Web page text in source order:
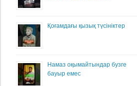
Қоғамдағы қызық түсініктер
Намаз оқымайтындар бузге
бауыр емес